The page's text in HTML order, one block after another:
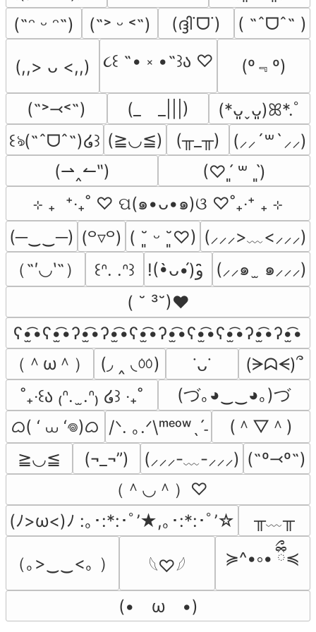
(˶ᵔ ᵕ ᵔ˶)
(˶˃ ᵕ ˂˶) (ദ്ദി˙ᗜ˙) ( ˶ˆᗜˆ˵ )
(,,> ᴗ <,,) ૮꒰ ˶• ༝ •˶꒱ა ♡ (º﹃º)
(˶˃⤙˂˶) (_　_|||)
(*ᴗ͈ˬᴗ͈)ꕤ*.ﾟ
꒰ঌ(˶ˆᗜˆ˵)໒꒱ (≧◡≦) (╥_╥)
(⸝⸝´꒳`⸝⸝)
(⇀‸↼‶)
(♡ˊ͈ ꒳ ˋ͈)
⊹ ₊  ⁺‧₊˚ ♡ ପ(๑•ᴗ•๑)ଓ ♡˚₊‧⁺ ₊ ⊹
(─‿‿─) (꒪▿꒪) ( ˘͈ ᵕ ˘͈♡) (⸝⸝⸝>﹏<⸝⸝⸝)
（˶′◡‵˶）
꒰ᐢ. .ᐢ꒱
(⸝⸝๑  ̫ ๑⸝⸝⸝)
( ˘ ³˘)♥
ʕ•̫͡•ʕ•̫͡•ʔ•̫͡•ʔ•̫͡•ʕ•̫͡•ʔ•̫͡•ʕ•̫͡•ʕ•̫͡•ʔ•̫͡•ʔ•̫͡•
（＾ω＾）
(◞ ‸ ◟ㆀ) ˙ᴗ˙
(ᗒᗣᗕ)՞
˚₊‧꒰ა ₍ᐢ.  ̫.ᐢ₎ ໒꒱ ‧₊˚
(づ｡◕‿‿◕｡)づ
ᜊ( ‘ ⩊ ‘𖦹)ᜊ /ᐠ. ｡.ᐟ\ᵐᵉᵒʷˎˊ˗
(＾▽＾)
≧◡≦
(¬_¬”) (⸝⸝⸝-﹏-⸝⸝⸝) (˶º⤙º˶)
（＾◡＾）♡
(ﾉ>ω<)ﾉ :｡･:*:･ﾟ’★,｡･:*:･ﾟ’☆
╥﹏╥
（｡>‿‿<｡ ） 𓆩♡𓆪 ≽^•༚• ྀིྀ≼
(•　ω　•)